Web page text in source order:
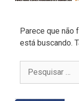
Parece que não
está buscando.
por: